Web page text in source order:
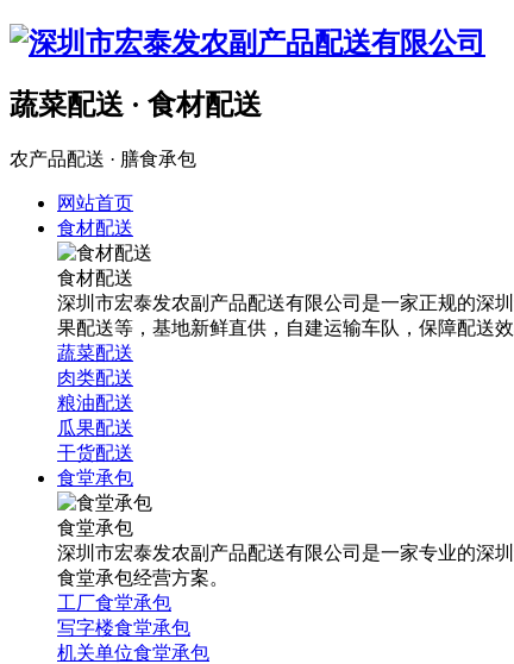
蔬菜配送 · 食材配送
农产品配送 · 膳食承包
网站首页
食材配送
食材配送
深圳市宏泰发农副产品配送有限公司是一家正规的深
果配送等，基地新鲜直供，自建运输车队，保障配送
蔬菜配送
肉类配送
粮油配送
瓜果配送
干货配送
食堂承包
食堂承包
深圳市宏泰发农副产品配送有限公司是一家专业的深
食堂承包经营方案。
工厂食堂承包
写字楼食堂承包
机关单位食堂承包